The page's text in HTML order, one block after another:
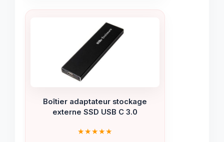
Boîtier adaptateur stockage
externe SSD USB C 3.0